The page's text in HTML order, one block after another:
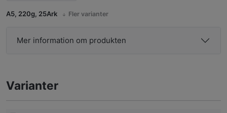
A5, 220g, 25Ark Fler varianter
Mer information om produkten
Varianter